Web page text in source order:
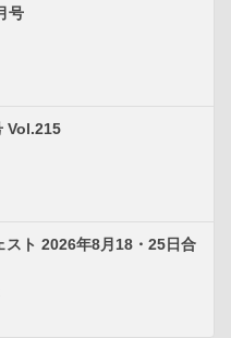
号
Vol.215
スト 2026年8月18・25日合